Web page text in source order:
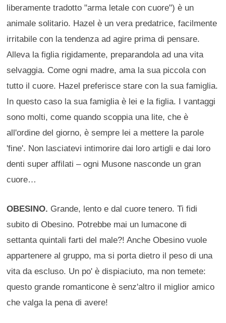
liberamente tradotto "arma letale con cuore") è un
animale solitario. Hazel è un vera predatrice, facilmente
irritabile con la tendenza ad agire prima di pensare.
Alleva la figlia rigidamente, preparandola ad una vita
selvaggia. Come ogni madre, ama la sua piccola con
tutto il cuore. Hazel preferisce stare con la sua famiglia.
In questo caso la sua famiglia è lei e la figlia. I vantaggi
sono molti, come quando scoppia una lite, che è
all'ordine del giorno, è sempre lei a mettere la parole
'fine'. Non lasciatevi intimorire dai loro artigli e dai loro
denti super affilati – ogni Musone nasconde un gran
cuore…
OBESINO. Grande, lento e dal cuore tenero. Ti fidi
subito di Obesino. Potrebbe mai un lumacone di
settanta quintali farti del male?! Anche Obesino vuole
appartenere al gruppo, ma si porta dietro il peso di una
vita da escluso. Un po' è dispiaciuto, ma non temete:
questo grande romanticone è senz'altro il miglior amico
che valga la pena di avere!